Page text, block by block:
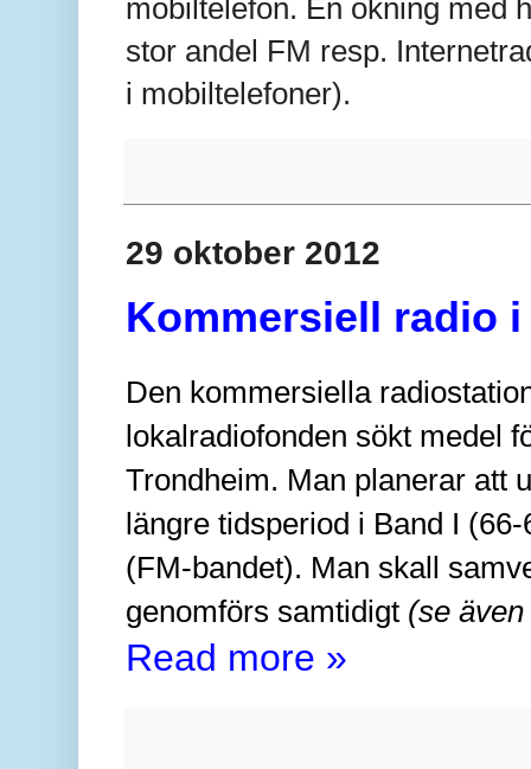
mobiltelefon. En ökning med
stor andel FM resp.
i mobiltelefoner).
29 oktober 2012
Kommersiell radio
Den kommersiella
lokalradiofonden sökt medel
Trondheim. Man planerar att
längre tidsperiod i Band I
(FM-bandet). Man skall
genomförs samtidigt (se
Read more »